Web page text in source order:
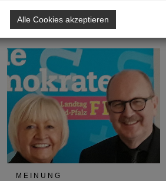
MEINUNG
Alle Cookies akzeptieren